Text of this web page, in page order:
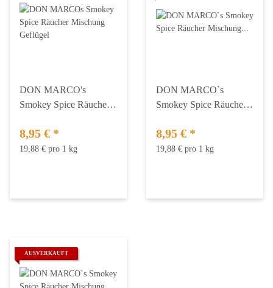
DON MARCO's
Smokey Spice Räucher
8,95 € *
19,88 € pro 1 kg
DON MARCO`s
Smokey Spice Räucher
Blend 450 g
8,95 € *
19,88 € pro 1 kg
AUSVERKAUFT